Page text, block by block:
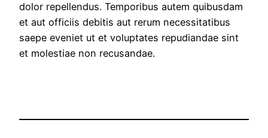
dolor repellendus. Temporibus autem quibusdam
et aut officiis debitis aut rerum necessitatibus
saepe eveniet ut et voluptates repudiandae sint
et molestiae non recusandae.